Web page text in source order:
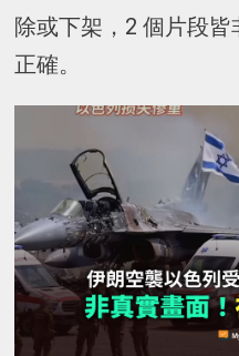
除或下架，2 個片段
正確。